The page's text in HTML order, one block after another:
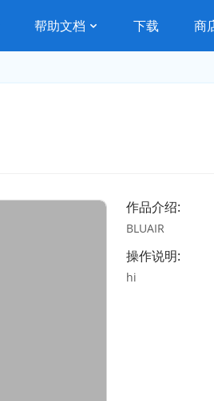
帮助文档 下载 商
作品介绍:
BLUAIR
操作说明:
hi